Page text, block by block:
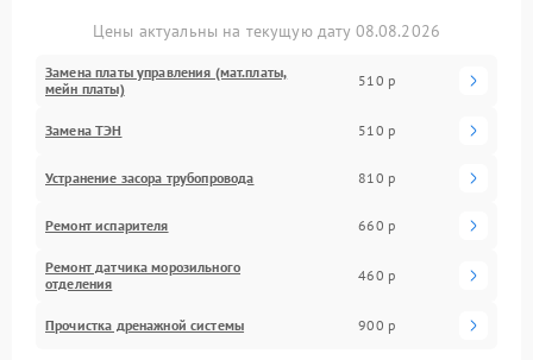
Цены актуальны на текущую дату 08.08.2026
Замена платы управления (мат.платы,
мейн платы)
510 р
Замена ТЭН 510 р
Устранение засора трубопровода 810 р
Ремонт испарителя 660 р
Ремонт датчика морозильного
отделения
460 р
Прочистка дренажной системы 900 р